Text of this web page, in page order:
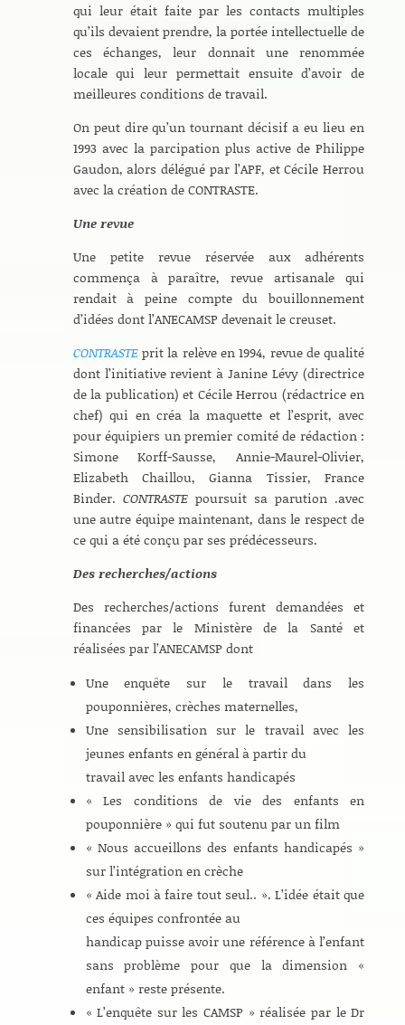
qui leur était faite par les contacts multiples
qu’ils devaient prendre, la portée intellectuelle de
ces échanges, leur donnait une renommée
locale qui leur permettait ensuite d’avoir de
meilleures conditions de travail.
On peut dire qu’un tournant décisif a eu lieu en
1993 avec la parcipation plus active de Philippe
Gaudon, alors délégué par l’APF, et Cécile Herrou
avec la création de CONTRASTE.
Une revue
Une petite revue réservée aux adhérents
commença à paraître, revue artisanale qui
rendait à peine compte du bouillonnement
d’idées dont l’ANECAMSP devenait le creuset.
CONTRASTEprit la relève en 1994, revue de qualité
dont l’initiative revient à Janine Lévy (directrice
de la publication) et Cécile Herrou (rédactrice en
chef) qui en créa la maquette et l’esprit, avec
pour équipiers un premier comité de rédaction :
Simone Korff-Sausse, Annie-Maurel-Olivier,
Elizabeth Chaillou, Gianna Tissier, France
Binder. CONTRASTEpoursuit sa parution .avec
une autre équipe maintenant, dans le respect de
ce qui a été conçu par ses prédécesseurs.
Des recherches/actions
Des recherches/actions furent demandées et
financées par le Ministère de la Santé et
réalisées par l’ANECAMSP dont
Une enquête sur le travail dans les
pouponnières, crèches maternelles,
Une sensibilisation sur le travail avec les
jeunes enfants en général à partir du
travail avec les enfants handicapés
« Les conditions de vie des enfants en
pouponnière » qui fut soutenu par un film
« Nous accueillons des enfants handicapés »
sur l’intégration en crèche
« Aide moi à faire tout seul.. ». L’idée était que
ces équipes confrontée au
handicap puisse avoir une référence à l’enfant
sans problème pour que la dimension «
enfant » reste présente.
« L’enquête sur les CAMSP » réalisée par le Dr